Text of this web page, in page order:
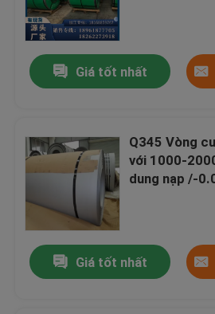
Giá tốt nhất
Q345 Vòng
với 1000-
dung nạp /-
Giá tốt nhất